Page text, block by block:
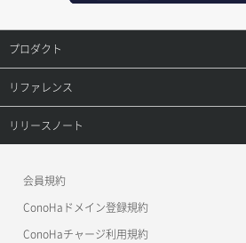
ロール作成
ロール削除
ロール更新
ボリューム削除
ボリューム更新
ボリューム詳細一覧取得
自動バックアップ有効化
サーバープラン一覧取得
サーバープラン変更
サーバープラン詳細一覧取得
サーバープラン詳細取得
サーバーメタデータ取得
ネットワーク一覧取得
ネットワーク作成（ローカルネットワーク用）
メンバー更新
メンバー詳細取得
メンバー追加
オブジェクト複製
オブジェクト詳細取得
コンテナ一覧取得
コンテナ作成
コンテナ削除
レコード更新
レコード詳細取得
プロダクト
プロダクトトップ
ConoHa VPS(Ver.3.0)
ConoHa for GAME
リファレンス
リファレンストップ
OpenStack CLI
リリースノート
会員規約
ConoHaドメイン登録規約
ConoHaチャージ利用規約